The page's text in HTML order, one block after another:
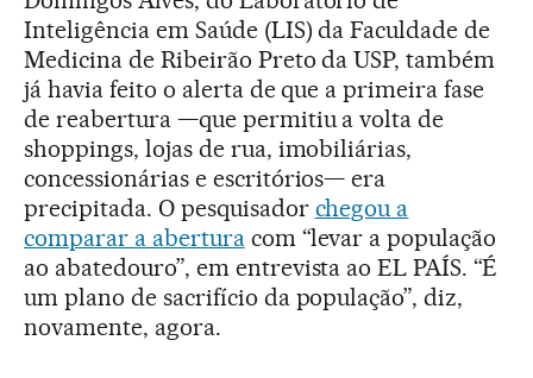
Inteligência em Saúde (LIS) da Faculdade de
Medicina de Ribeirão Preto da USP, também
já havia feito o alerta de que a primeira fase
de reabertura —que permitiu a volta de
shoppings, lojas de rua, imobiliárias,
concessionárias e escritórios— era
precipitada. O pesquisador chegou a
comparar a aberturacom “levar a população
ao abatedouro”, em entrevista ao EL PAÍS. “É
um plano de sacrifício da população”, diz,
novamente, agora.